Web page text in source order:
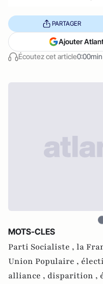
Écoutez cet article0:00min
PARTAGER
Ajouter
MOTS-CLES
Parti Socialiste , la
Union Populaire ,
alliance , disparition ,